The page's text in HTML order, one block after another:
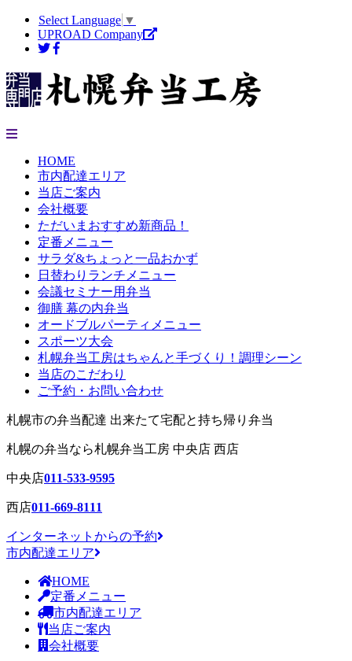
Select Language ▼
UPROAD Company
HOME
市内配達エリア
当店ご案内
会社概要
ただいまおすすめ新商品！
定番メニュー
サラダ&ちょっと一品おかず
日替わりランチメニュー
会議セミナー用弁当
御膳 幕の内弁当
オードブルパーティメニュー
スポーツ大会
札幌弁当工房はちゃんと手づくり！調理シーン
当店のこだわり
ご予約・お問い合わせ
札幌市の弁当配達 出来たて宅配と持ち帰り弁当
札幌の弁当なら札幌弁当工房 中央店 西店
中央店011-533-9595
西店011-669-8111
インターネットからの予約
市内配達エリア
HOME
定番メニュー
市内配達エリア
当店ご案内
会社概要